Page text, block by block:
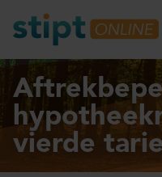
vierde